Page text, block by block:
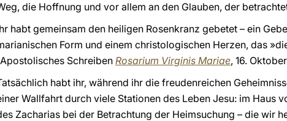
die Hoffnung und vor allem an den Glauben, der
habt gemeinsam den heiligen Rosenkranz gebetet – ein
Form und einem christologischen Herzen, das
SchreibenRosarium Virginis Mariae, 16.
habt ihr, während ihr die freudenreichen
Wallfahrt durch viele Stationen des Leben Jesu: im Haus
Zacharias bei der Betrachtung der Heimsuchung – die wir